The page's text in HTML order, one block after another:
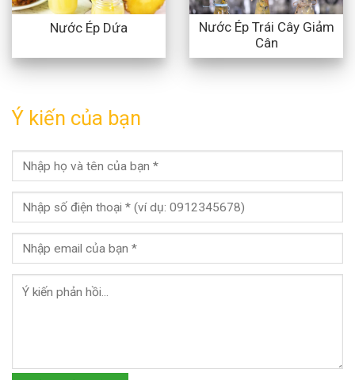
Nước Ép Dứa
Nước Ép Trái Cây Giảm
Cân
Ý kiến của bạn